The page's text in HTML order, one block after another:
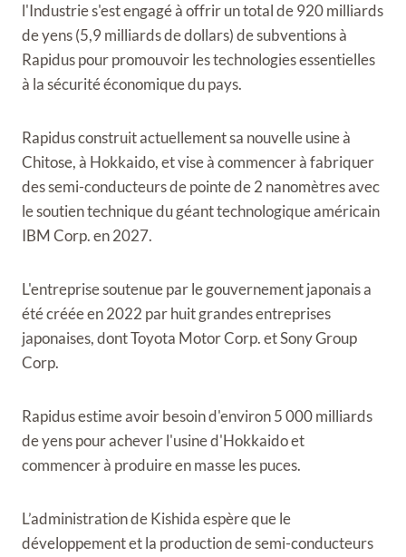
l'Industrie s'est engagé à offrir un total de 920 milliards
de yens (5,9 milliards de dollars) de subventions à
Rapidus pour promouvoir les technologies essentielles
à la sécurité économique du pays.
Rapidus construit actuellement sa nouvelle usine à
Chitose, à Hokkaido, et vise à commencer à fabriquer
des semi-conducteurs de pointe de 2 nanomètres avec
le soutien technique du géant technologique américain
IBM Corp. en 2027.
L'entreprise soutenue par le gouvernement japonais a
été créée en 2022 par huit grandes entreprises
japonaises, dont Toyota Motor Corp. et Sony Group
Corp.
Rapidus estime avoir besoin d'environ 5 000 milliards
de yens pour achever l'usine d'Hokkaido et
commencer à produire en masse les puces.
L’administration de Kishida espère que le
développement et la production de semi-conducteurs